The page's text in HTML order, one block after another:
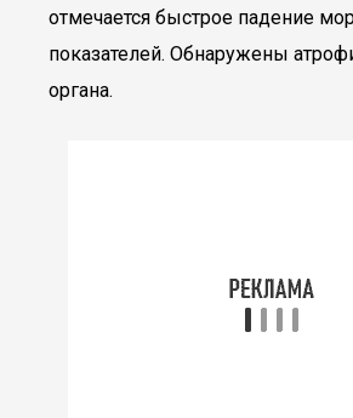
отмечается быстрое падение
показателей. Обнаружены
органа.